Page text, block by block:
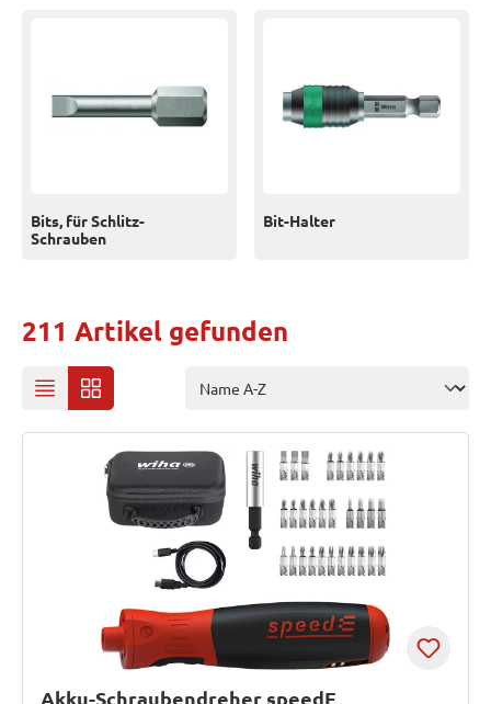
Bits, für Schlitz-
Schrauben
Bit-Halter
211 Artikel gefunden
Akku-Schraubendreher speedE